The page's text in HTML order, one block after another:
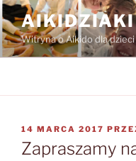
Przejdź
do
treści
AIKIDZIAKI
Witryna o Aikido dla dzieci
OPUBLIKOWANE
W
14 MARCA 2017
Zapraszamy